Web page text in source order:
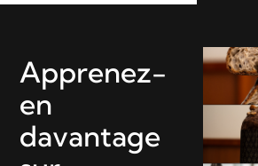
Apprenez-
en
davantage